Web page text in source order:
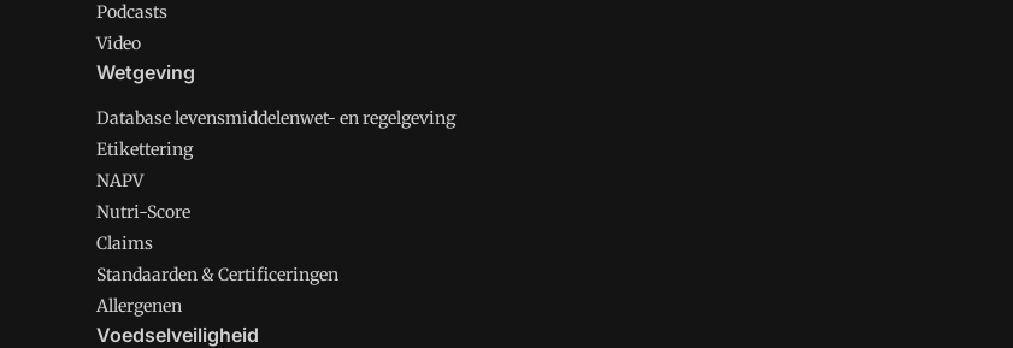
Podcasts
Video
Wetgeving
Database levensmiddelenwet- en regelgeving
Etikettering
NAPV
Nutri-Score
Claims
Standaarden & Certificeringen
Allergenen
Voedselveiligheid